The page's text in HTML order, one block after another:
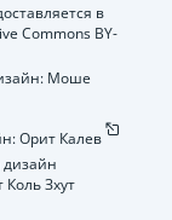
в
Commons BY-
Моше
Орит Калев
дизайн
Зхут